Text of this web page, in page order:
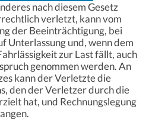
nach diesem Gesetz
verletzt, kann vom
der Beeinträchtigung, bei
Unterlassung und, wenn dem
zur Last fällt, auch
genommen werden. An
kann der Verletzte die
den der Verletzer durch die
hat, und Rechnungslegung